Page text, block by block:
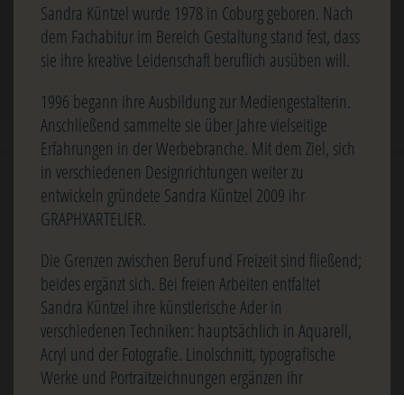
Sandra Küntzel wurde 1978 in Coburg geboren. Nach
dem Fachabitur im Bereich Gestaltung stand fest, dass
sie ihre kreative Leidenschaft beruflich ausüben will.
1996 begann ihre Ausbildung zur Mediengestalterin.
Anschließend sammelte sie über Jahre vielseitige
Erfahrungen in der Werbebranche. Mit dem Ziel, sich
in verschiedenen Designrichtungen weiter zu
entwickeln gründete Sandra Küntzel 2009 ihr
GRAPHXARTELIER.
Die Grenzen zwischen Beruf und Freizeit sind fließend;
beides ergänzt sich. Bei freien Arbeiten entfaltet
Sandra Küntzel ihre künstlerische Ader in
verschiedenen Techniken: hauptsächlich in Aquarell,
Acryl und der Fotografie. Linolschnitt, typografische
Werke und Portraitzeichnungen ergänzen ihr